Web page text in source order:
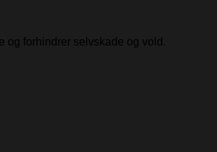
og forhindrer selvskade og vold.